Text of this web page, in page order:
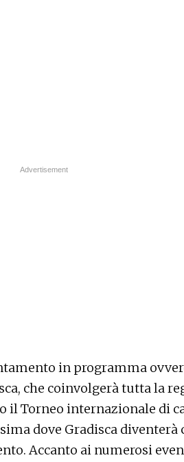
in programma
che coinvolgerà tutta la
il Torneo internazionale di
dove Gradisca diventerà
Accanto ai numerosi